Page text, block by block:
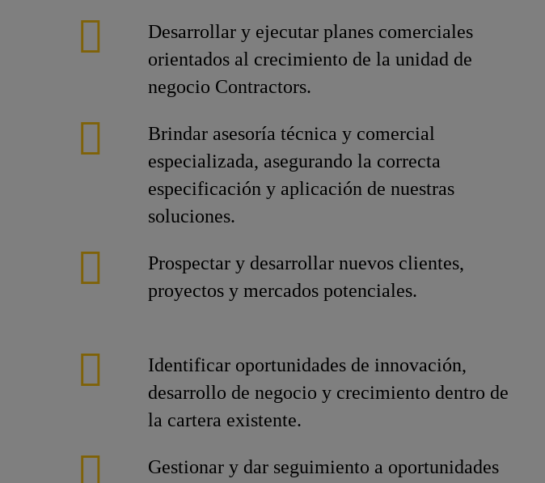
Desarrollar y ejecutar planes comerciales
orientados al crecimiento de la unidad de
negocio Contractors.
Brindar asesoría técnica y comercial
especializada, asegurando la correcta
especificación y aplicación de nuestras
soluciones.
Prospectar y desarrollar nuevos clientes,
proyectos y mercados potenciales.
Identificar oportunidades de innovación,
desarrollo de negocio y crecimiento dentro de
la cartera existente.
Gestionar y dar seguimiento a oportunidades